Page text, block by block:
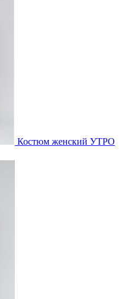
Костюм женский УТРО